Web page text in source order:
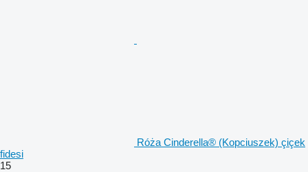
Róża Cinderella® (Kopciuszek) çiçek
fidesi
15